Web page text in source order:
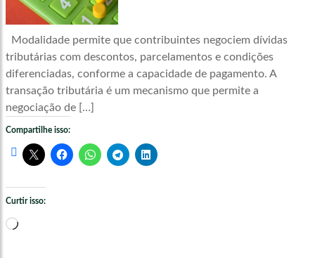
Modalidade permite que contribuintes negociem dívidas
tributárias com descontos, parcelamentos e condições
diferenciadas, conforme a capacidade de pagamento. A
transação tributária é um mecanismo que permite a
negociação de […]
Compartilhe isso:
Curtir isso:
Carregando...